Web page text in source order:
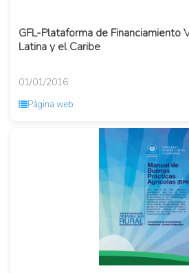
GFL-Plataforma de Financiamiento
Latina y el Caribe
01/01/2016
Página web